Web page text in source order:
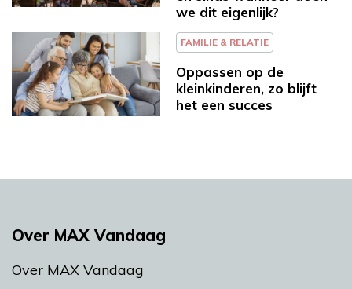
we dit eigenlijk?
FAMILIE & RELATIE
Oppassen op de
kleinkinderen, zo blijft
het een succes
Over MAX Vandaag
Over MAX Vandaag